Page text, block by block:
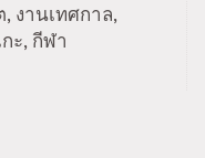
งานเทศกาล,
ะ, กีฬา